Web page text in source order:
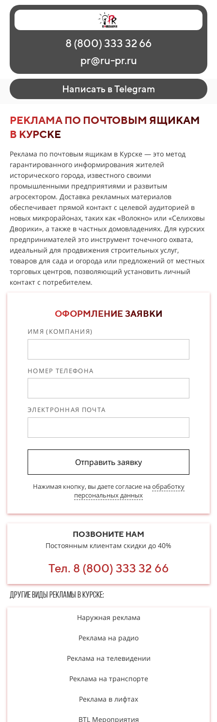
Главная
Наши работы
О рекламе
Регионы
Контакты
8 (800) 333 32 66
pr@ru-pr.ru
Написать в Telegram
РЕКЛАМА ПО ПОЧТОВЫМ ЯЩИКАМ
В КУРСКЕ
Реклама по почтовым ящикам в Курске — это метод
гарантированного информирования жителей
исторического города, известного своими
промышленными предприятиями и развитым
агросектором. Доставка рекламных материалов
обеспечивает прямой контакт с целевой аудиторией в
новых микрорайонах, таких как «Волокно» или «Селиховы
Дворики», а также в частных домовладениях. Для курских
предпринимателей это инструмент точечного охвата,
идеальный для продвижения строительных услуг,
товаров для сада и огорода или предложений от местных
торговых центров, позволяющий установить личный
контакт с потребителем.
ОФОРМЛЕНИЕ ЗАЯВКИ
ИМЯ (КОМПАНИЯ)
НОМЕР ТЕЛЕФОНА
ЭЛЕКТРОННАЯ ПОЧТА
Отправить заявку
Нажимая кнопку, вы даете согласие наобработку
персональных данных
ПОЗВОНИТЕ НАМ
Постоянным клиентам скидки до 40%
Тел. 8 (800) 333 32 66
Другие в​​​​иды рекламы в Курске:
Наружная реклама
Реклама на радио
Реклама на телевидении
Реклама на транспорте
Реклама в лифтах
BTL Мероприятия